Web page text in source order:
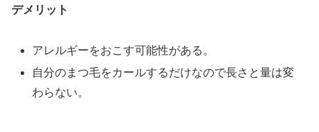
デメリット
アレルギーをおこす可能性がある。
自分のまつ毛をカールするだけなので長さと量は変
わらない。